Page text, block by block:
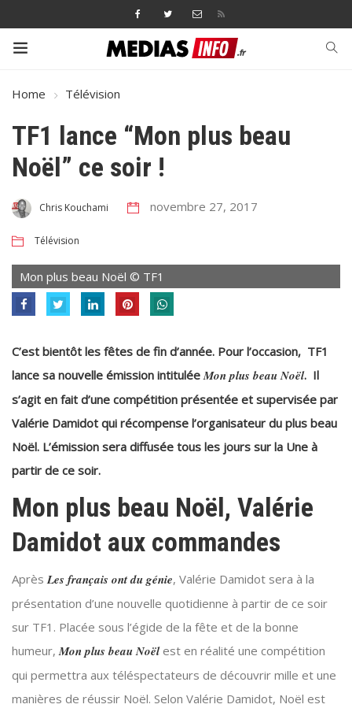
Home Télévision
TF1 lance “Mon plus beau
Noël” ce soir !
Chris Kouchami novembre 27, 2017
Télévision
Mon plus beau Noël © TF1
C’est bientôt les fêtes de fin d’année. Pour l’occasion, TF1
lance sa nouvelle émission intituléeMon plus beau Noël. Il
s’agit en fait d’une compétition présentée et supervisée par
Valérie Damidot qui récompense l’organisateur du plus beau
Noël. L’émission sera diffusée tous les jours sur la Une à
partir de ce soir.
Mon plus beau Noël, Valérie
Damidot aux commandes
AprèsLes français ont du génie, Valérie Damidot sera à la
présentation d’une nouvelle quotidienne à partir de ce soir
sur TF1. Placée sous l’égide de la fête et de la bonne
humeur,Mon plus beau Noëlest en réalité une compétition
qui permettra aux téléspectateurs de découvrir mille et une
manières de réussir Noël. Selon Valérie Damidot, Noël est